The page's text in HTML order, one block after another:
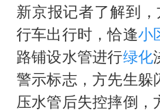
新京报记者了解到
行车出行时，恰逢小
路铺设水管进行绿化
警示标志，方先生躲
压水管后失控摔倒，